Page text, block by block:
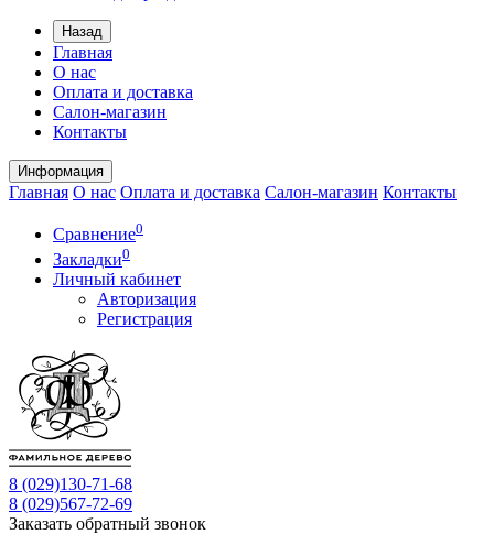
Назад
Главная
О нас
Оплата и доставка
Салон-магазин
Контакты
Информация
Главная О нас Оплата и доставка Салон-магазин Контакты
Сравнение0
Закладки0
Личный кабинет
Авторизация
Регистрация
8 (029)130-71-68
8 (029)567-72-69
Заказать обратный звонок